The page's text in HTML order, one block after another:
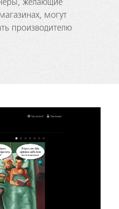
желающие
могут
производителю